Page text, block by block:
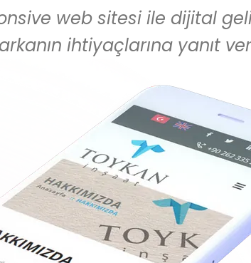
web sitesi ile dijital
ihtiyaçlarına yanıt